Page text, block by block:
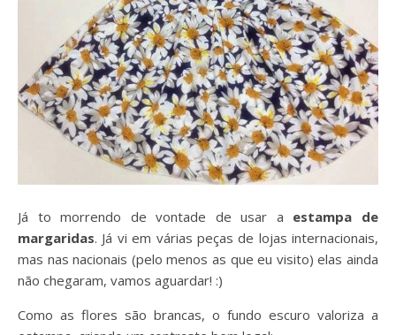
Já to morrendo de vontade de usar a estampa de
margaridas. Já vi em várias peças de lojas internacionais,
mas nas nacionais (pelo menos as que eu visito) elas ainda
não chegaram, vamos aguardar! :)
Como as flores são brancas, o fundo escuro valoriza a